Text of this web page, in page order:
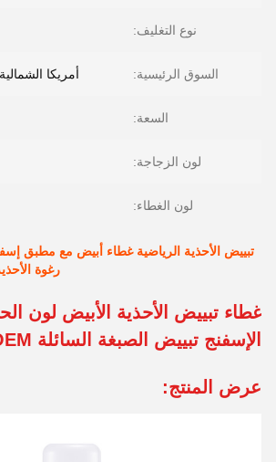
نوع التغليف:
السوق الرئيسية: أمريكا
السعة:
لون الزجاجة:
لون الغطاء:
تبييض الأحذية الرياضية غطاء أبيض مع مطبق
رغوة
غطاء تبييض الأحذية الأبيض لون
الإسفنج تبييض الصبغة السائلة OEM مخصصة
عرض المنتج: